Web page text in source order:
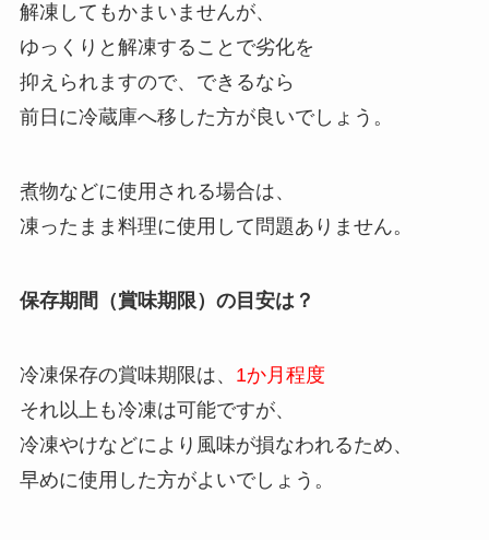
解凍してもかまいませんが、
ゆっくりと解凍することで劣化を
抑えられますので、できるなら
前日に冷蔵庫へ移した方が良いでしょう。
煮物などに使用される場合は、
凍ったまま料理に使用して問題ありません。
保存期間（賞味期限）の目安は？
冷凍保存の賞味期限は、 1か月程度
それ以上も冷凍は可能ですが、
冷凍やけなどにより風味が損なわれるため、
早めに使用した方がよいでしょう。